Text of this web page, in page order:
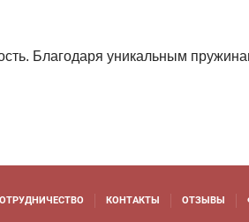
Благодаря уникальным
КОНТАКТЫ ОТЗЫВЫ